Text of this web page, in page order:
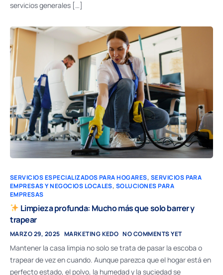
servicios generales […]
SERVICIOS ESPECIALIZADOS PARA HOGARES, SERVICIOS PARA
EMPRESAS Y NEGOCIOS LOCALES, SOLUCIONES PARA
EMPRESAS
Limpieza profunda: Mucho más que solo barrer y
trapear
MARZO 29, 2025 MARKETING KEDO NO COMMENTS YET
Mantener la casa limpia no solo se trata de pasar la escoba o
trapear de vez en cuando. Aunque parezca que el hogar está en
perfecto estado, el polvo, la humedad y la suciedad se